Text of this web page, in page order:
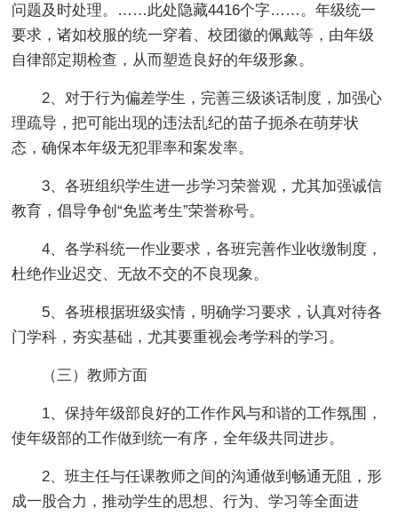
问题及时处理。 ……此处隐藏4416个字……。年级统一
要求，诸如校服的统一穿着、校团徽的佩戴等，由年级
自律部定期检查，从而塑造良好的年级形象。
2、对于行为偏差学生，完善三级谈话制度，加强心
理疏导，把可能出现的违法乱纪的苗子扼杀在萌芽状
态，确保本年级无犯罪率和案发率。
3、各班组织学生进一步学习荣誉观，尤其加强诚信
教育，倡导争创“免监考生”荣誉称号。
4、各学科统一作业要求，各班完善作业收缴制度，
杜绝作业迟交、无故不交的不良现象。
5、各班根据班级实情，明确学习要求，认真对待各
门学科，夯实基础，尤其要重视会考学科的学习。
（三）教师方面
1、保持年级部良好的工作作风与和谐的工作氛围，
使年级部的工作做到统一有序，全年级共同进步。
2、班主任与任课教师之间的沟通做到畅通无阻，形
成一股合力，推动学生的思想、行为、学习等全面进